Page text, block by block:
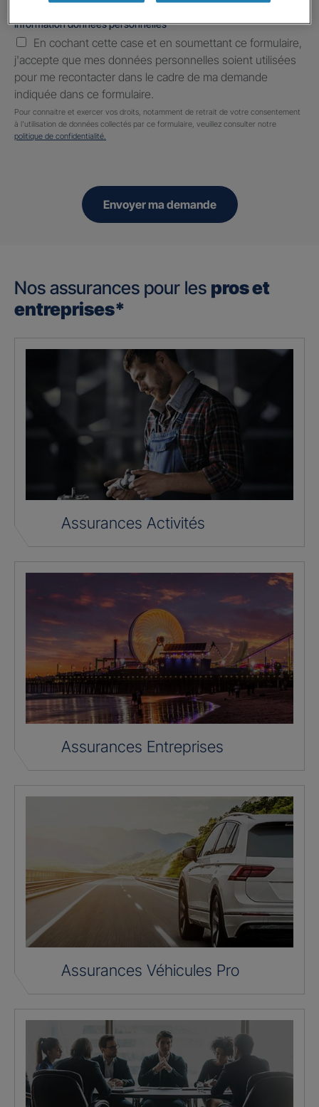
Information données personnelles*
En cochant cette case et en soumettant ce formulaire,
j'accepte que mes données personnelles soient utilisées
pour me recontacter dans le cadre de ma demande
indiquée dans ce formulaire.
Pour connaitre et exercer vos droits, notamment de retrait de votre consentement
à l'utilisation de données collectés par ce formulaire, veuillez consulter notre
politique de confidentialité.
Envoyer ma demande
Nos assurances pour les pros et
entreprises*
Assurances Activités
Assurances Entreprises
Assurances Véhicules Pro